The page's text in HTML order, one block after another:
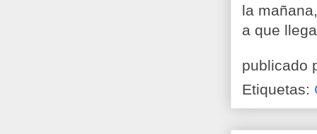
la
a que
publicado
Etiquetas: